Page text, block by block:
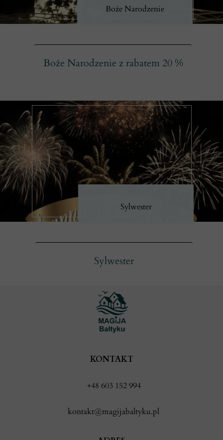
Sylwester
Sylwester
Boże Narodzenie z rabatem 20 %
Boże Narodzenie
KONTAKT
+48 603 152 994
kontakt@magijabaltyku.pl